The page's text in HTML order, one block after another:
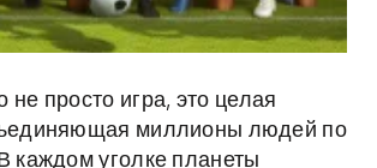
не просто игра, это целая
миллионы людей по
каждом уголке планеты